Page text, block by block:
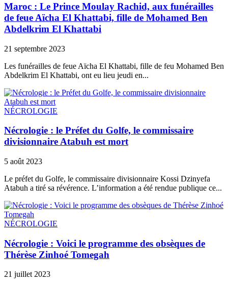
Maroc : Le Prince Moulay Rachid, aux funérailles
de feue Aïcha El Khattabi, fille de Mohamed Ben
Abdelkrim El Khattabi
21 septembre 2023
Les funérailles de feue Aïcha El Khattabi, fille de feu Mohamed Ben
Abdelkrim El Khattabi, ont eu lieu jeudi en...
NÉCROLOGIE
Nécrologie : le Préfet du Golfe, le commissaire
divisionnaire Atabuh est mort
5 août 2023
Le préfet du Golfe, le commissaire divisionnaire Kossi Dzinyefa
Atabuh a tiré sa révérence. L’information a été rendue publique ce...
NÉCROLOGIE
Nécrologie : Voici le programme des obsèques de
Thérèse Zinhoé Tomegah
21 juillet 2023